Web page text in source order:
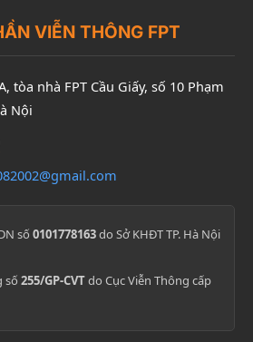
VIỄN THÔNG FPT
tòa nhà FPT Cầu Giấy, số 10 Phạm
Nội
số 0101778163do Sở KHĐT TP. Hà Nội
số 255/GP-CVTdo Cục Viễn Thông cấp